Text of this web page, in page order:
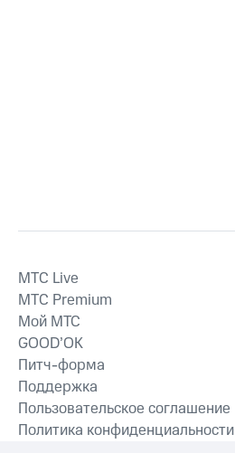
MTС Live
MTС Premium
Мой МТС
GOOD’OK
Питч-форма
Поддержка
Пользовательское соглашение
Политика конфиденциальности